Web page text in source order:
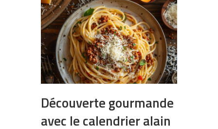
Découverte gourmande
avec le calendrier alain